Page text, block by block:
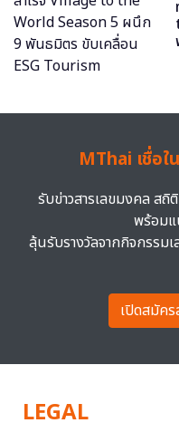
MThai เชื่อใ
รับข่าวสารเลขมงคล สถิ
พร้อมแ
ลุ้นรับรางวัลจากกิจกรรม
เปิดสมัค
LEGAL